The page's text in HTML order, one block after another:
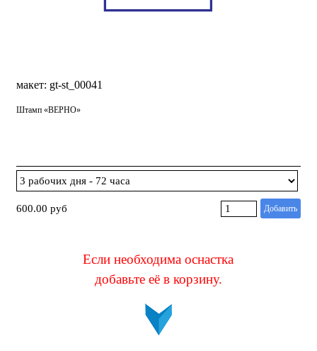
макет: gt-st_00041
Штамп «ВЕРНО»
600.00 руб Добавить
Если необходима оснастка
добавьте её в корзину.